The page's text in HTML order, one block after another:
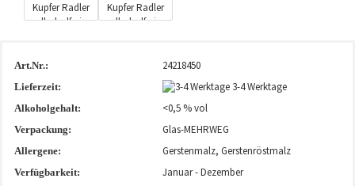
Art.Nr.: 24218450
Lieferzeit: 3-4 Werktage
Alkoholgehalt: <0,5 % vol
Verpackung: Glas-MEHRWEG
Allergene: Gerstenmalz, Gerstenröstmalz
Verfügbarkeit: Januar - Dezember